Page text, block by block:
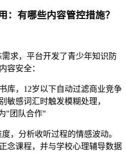
：有哪些内容管控措施？
求，平台开发了青少年知识防
容安全：
库，12岁以下自动过滤商业竞争
敏感词汇时触发模糊处理，
"团队合作"
，分析收听过程的情感波动。
念课程，并与学校心理辅导数据